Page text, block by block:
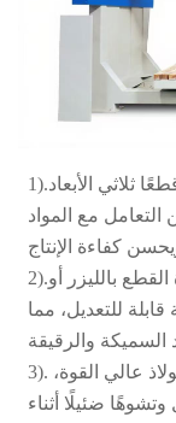
ثلاثي الأبعاد
مع المواد
بالليزر أو
قابلة للتعديل، مما
عالي القوة،
ضئيلًا أثناء